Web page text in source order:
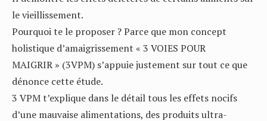
le vieillissement.
Pourquoi te le proposer ? Parce que mon concept
holistique d’amaigrissement « 3 VOIES POUR
MAIGRIR » (3VPM) s’appuie justement sur tout ce que
dénonce cette étude.
3 VPM t’explique dans le détail tous les effets nocifs
d’une mauvaise alimentations, des produits ultra-